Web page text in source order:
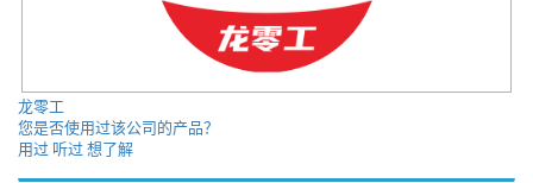
龙零工
您是否使用过该公司的产品？
用过 听过 想了解